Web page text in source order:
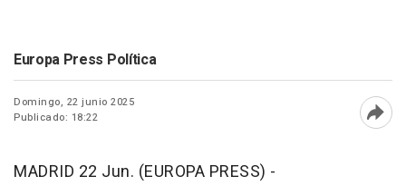
Europa Press Política
Domingo, 22 junio 2025
Publicado: 18:22
MADRID 22 Jun. (EUROPA PRESS) -